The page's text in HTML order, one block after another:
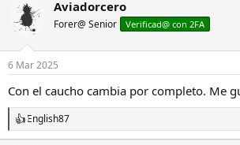
c
c
i
e
:
Aviadorcero
Forer@ Senior Verificad@ con 2FA
6 Mar 2025
Con el caucho cambia por completo. Me
R
e
English87